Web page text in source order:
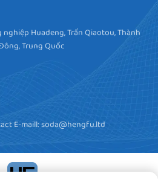
nghiệp Huadeng, Trấn Qiaotou, Thành
Trung Quốc
E-maill:soda@hengfu.ltd